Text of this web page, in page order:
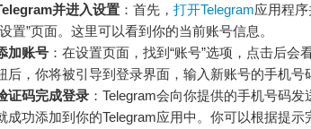
并进入设置 ：首先， 打开Telegram应用程
置”页面。这里可以看到你的当前账号信息。
加账号 ：在设置页面，找到“账号”选项，点击后会
后，你将被引导到登录界面，输入新账号的手机号
证码完成登录 ：Telegram会向你提供的手机号码
成功添加到你的Telegram应用中。你可以根据提